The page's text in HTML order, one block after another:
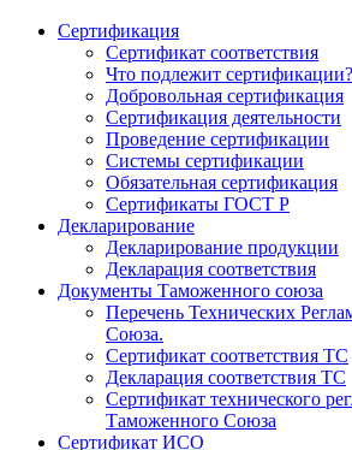
Сертификация
Сертификат соответствия
Что подлежит сертификации?
Добровольная сертификация
Сертификация деятельности
Проведение сертификации
Системы сертификации
Обязательная сертификация
Сертификаты ГОСТ Р
Декларирование
Декларирование продукции
Декларация соответствия
Документы Таможенного союза
Перечень Технических
Союза.
Сертификат соответствия ТС
Декларация соответствия ТС
Сертификат технического
Таможенного Союза
Сертификат ИСО